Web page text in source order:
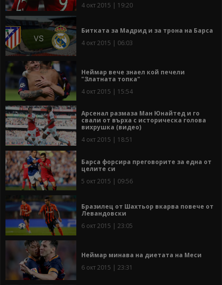
4 окт 2015 | 19:20
Битката за Мадрид и за трона на Барса
4 окт 2015 | 06:03
Неймар вече знаел кой печели
"Златната топка"
4 окт 2015 | 15:54
Арсенал размаза Ман Юнайтед и го
свали от върха с историческа голова
вихрушка (видео)
4 окт 2015 | 18:51
Барса форсира преговорите за една от
целите си
5 окт 2015 | 09:56
Бразилец от Шахтьор вкарва повече от
Левандовски
6 окт 2015 | 23:05
Неймар минава на диетата на Меси
6 окт 2015 | 23:31